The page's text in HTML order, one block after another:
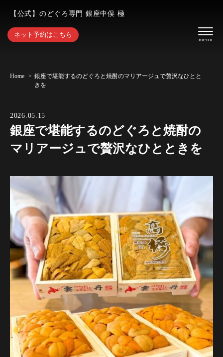
【公式】のどぐろ専門 銀座中俣 極
ネット予約はこちら
Home
銀座で堪能するのどぐろと焼酎のマリアージュで贅沢なひとと
きを
2026.05.15
銀座で堪能するのどぐろと焼酎の
マリアージュで贅沢なひとときを